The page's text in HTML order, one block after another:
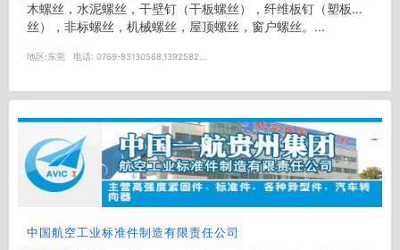
木螺丝，水泥螺丝，干壁钉（干板螺丝），纤维板钉（塑板螺
丝），非标螺丝，机械螺丝，屋顶螺丝，窗户螺丝。...
地区:东莞 电话: 0769-83130568,1392582...
中国航空工业标准件制造有限责任公司